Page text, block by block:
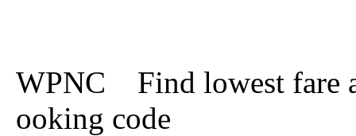
WPNC Find lowest fare
ooking code